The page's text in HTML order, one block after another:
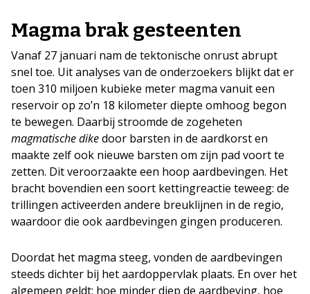
Magma brak gesteenten
Vanaf 27 januari nam de tektonische onrust abrupt
snel toe. Uit analyses van de onderzoekers blijkt dat er
toen 310 miljoen kubieke meter magma vanuit een
reservoir op zo’n 18 kilometer diepte omhoog begon
te bewegen. Daarbij stroomde de zogeheten
magmatische dikedoor barsten in de aardkorst en
maakte zelf ook nieuwe barsten om zijn pad voort te
zetten. Dit veroorzaakte een hoop aardbevingen. Het
bracht bovendien een soort kettingreactie teweeg: de
trillingen activeerden andere breuklijnen in de regio,
waardoor die ook aardbevingen gingen produceren.
Doordat het magma steeg, vonden de aardbevingen
steeds dichter bij het aardoppervlak plaats. En over het
algemeen geldt: hoe minder diep de aardbeving, hoe